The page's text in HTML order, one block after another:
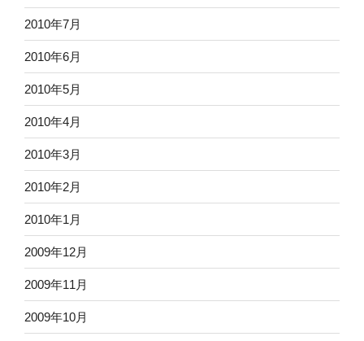
2010年7月
2010年6月
2010年5月
2010年4月
2010年3月
2010年2月
2010年1月
2009年12月
2009年11月
2009年10月